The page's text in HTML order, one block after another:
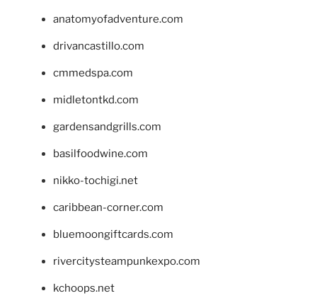
anatomyofadventure.com
drivancastillo.com
cmmedspa.com
midletontkd.com
gardensandgrills.com
basilfoodwine.com
nikko-tochigi.net
caribbean-corner.com
bluemoongiftcards.com
rivercitysteampunkexpo.com
kchoops.net